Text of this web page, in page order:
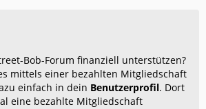
Bob-Forum finanziell unterstützen?
mittels einer bezahlten Mitgliedschaft
einfach in dein Benutzerprofil. Dort
eine bezahlte Mitgliedschaft